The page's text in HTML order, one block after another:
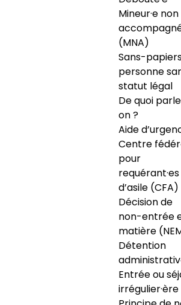
Mineur·e non
(MNA)
Sans-
personne
statut légal
De quoi
on ?
Aide
Centre
pour
requérant·es
d’asile (CFA)
Décision de
non-entrée
matière
Détention
Entrée ou
irrégulier·ère